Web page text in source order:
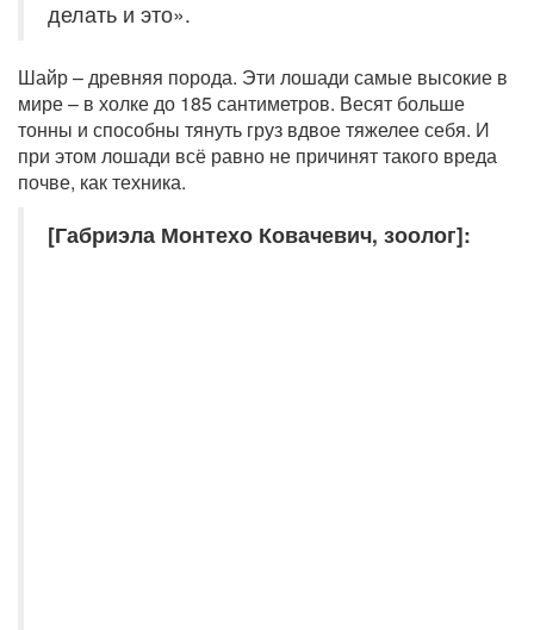
делать и это».
Шайр – древняя порода. Эти лошади самые высокие в
мире – в холке до 185 сантиметров. Весят больше
тонны и способны тянуть груз вдвое тяжелее себя. И
при этом лошади всё равно не причинят такого вреда
почве, как техника.
[Габриэла Монтехо Ковачевич, зоолог]: